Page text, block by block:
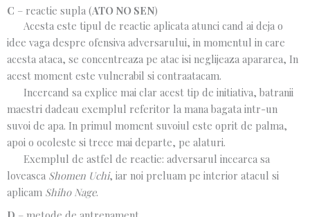
C – reactie supla (ATO NO SEN)
Acesta este tipul de reactie aplicata atunci cand ai deja o
idee vaga despre ofensiva adversarului, in momentul in care
acesta ataca, se concentreaza pe atac isi neglijeaza apararea, In
acest moment este vulnerabil si contraatacam.
Incercand sa explice mai clar acest tip de initiativa, batranii
maestri dadeau exemplul referitor la mana bagata intr-un
suvoi de apa. In primul moment suvoiul este oprit de palma,
apoi o ocoleste si trece mai departe, pe alaturi.
Exemplul de astfel de reactie: adversarul incearca sa
loveasca Shomen Uchi, iar noi preluam pe interior atacul si
aplicam Shiho Nage.